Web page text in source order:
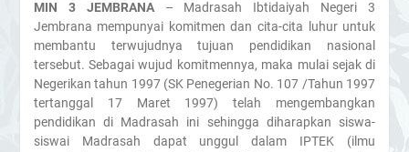
MIN 3 JEMBRANA– Madrasah Ibtidaiyah Negeri 3
Jembrana mempunyai komitmen dan cita-cita luhur untuk
membantu terwujudnya tujuan pendidikan nasional
tersebut. Sebagai wujud komitmennya, maka mulai sejak di
Negerikan tahun 1997 (SK Penegerian No. 107 /Tahun 1997
tertanggal 17 Maret 1997) telah mengembangkan
pendidikan di Madrasah ini sehingga diharapkan siswa-
siswai Madrasah dapat unggul dalam IPTEK (ilmu